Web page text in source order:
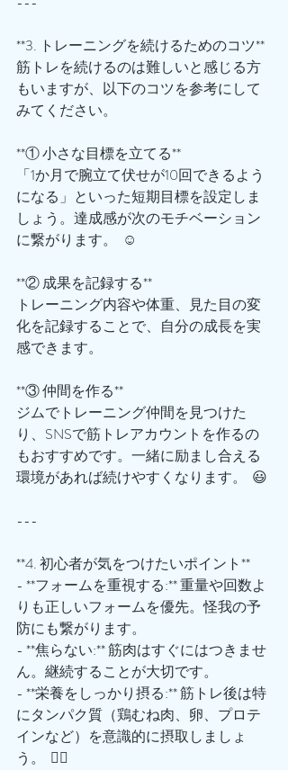
**3. トレーニングを続けるためのコツ**
筋トレを続けるのは難しいと感じる方
もいますが、以下のコツを参考にして
みてください。
**① 小さな目標を立てる**
「1か月で腕立て伏せが10回できるよう
になる」といった短期目標を設定しま
しょう。達成感が次のモチベーション
に繋がります。  ☺️
**② 成果を記録する**
トレーニング内容や体重、見た目の変
化を記録することで、自分の成長を実
感できます。
**③ 仲間を作る**
ジムでトレーニング仲間を見つけた
り、SNSで筋トレアカウントを作るの
もおすすめです。一緒に励まし合える
環境があれば続けやすくなります。  😃
---
**4. 初心者が気をつけたいポイント**
- **フォームを重視する:** 重量や回数よ
りも正しいフォームを優先。怪我の予
防にも繋がります。
- **焦らない:** 筋肉はすぐにはつきませ
ん。継続することが大切です。
- **栄養をしっかり摂る:** 筋トレ後は特
にタンパク質（鶏むね肉、卵、プロテ
インなど）を意識的に摂取しましょ
う。  🙆‍♂️